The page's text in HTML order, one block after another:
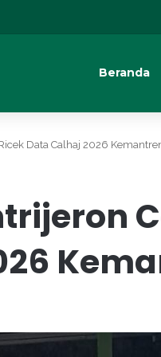
Beranda
Data Calhaj 2026